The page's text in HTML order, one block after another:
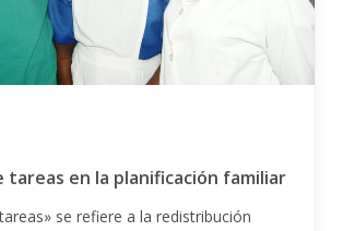
tareas en la planificación familiar
se refiere a la redistribución